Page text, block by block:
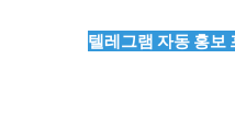
텔레그램 자동 홍